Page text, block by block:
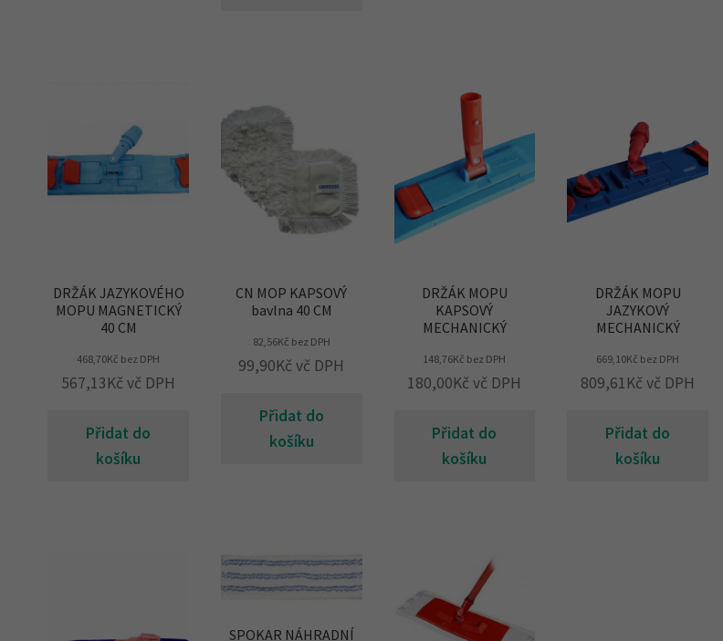
DRŽÁK JAZYKOVÉHO
MOPU MAGNETICKÝ
40 CM
468,70Kč bez DPH
567,13Kč vč DPH
Přidat do
košíku
CN MOP KAPSOVÝ
bavlna 40 CM
82,56Kč bez DPH
99,90Kč vč DPH
Přidat do
košíku
DRŽÁK MOPU
KAPSOVÝ
MECHANICKÝ
148,76Kč bez DPH
180,00Kč vč DPH
Přidat do
košíku
DRŽÁK MOPU
JAZYKOVÝ
MECHANICKÝ
669,10Kč bez DPH
809,61Kč vč DPH
Přidat do
košíku
SPOKAR NÁHRADNÍ